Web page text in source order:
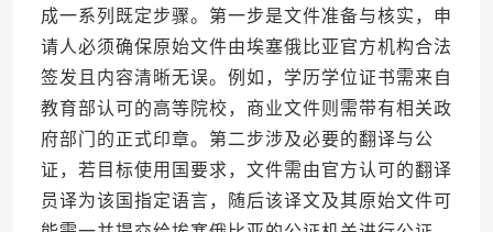
成一系列既定步骤。第一步是文件准备与核实，申
请人必须确保原始文件由埃塞俄比亚官方机构合法
签发且内容清晰无误。例如，学历学位证书需来自
教育部认可的高等院校，商业文件则需带有相关政
府部门的正式印章。第二步涉及必要的翻译与公
证，若目标使用国要求，文件需由官方认可的翻译
员译为该国指定语言，随后该译文及其原始文件可